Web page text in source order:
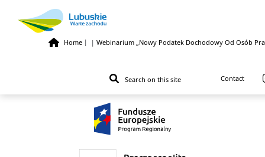
Home | | Webinarium „Nowy Podatek Dochodowy Od Osób
Contact